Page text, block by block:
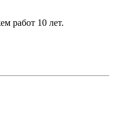
работ 10 лет.